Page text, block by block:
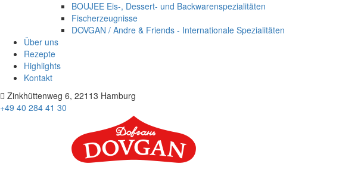
BOUJEE Eis-, Dessert- und Backwarenspezialitäten
Fischerzeugnisse
DOVGAN / Andre & Friends - Internationale Spezialitäten
Über uns
Rezepte
Highlights
Kontakt
Zinkhüttenweg 6, 22113 Hamburg
+49 40 284 41 30